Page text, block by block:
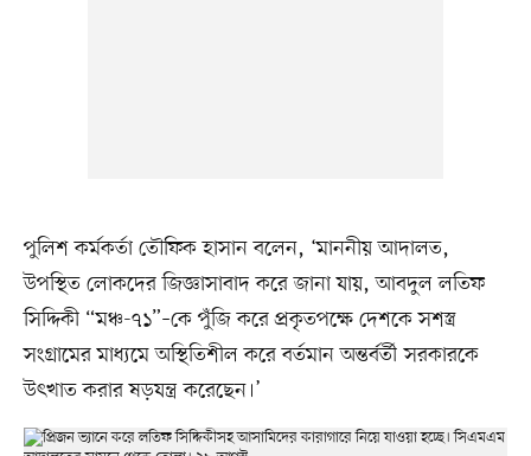
পুলিশ কর্মকর্তা তৌফিক হাসান বলেন, ‘মাননীয় আদালত,
উপস্থিত লোকদের জিজ্ঞাসাবাদ করে জানা যায়, আবদুল লতিফ
সিদ্দিকী “মঞ্চ-৭১”–কে পুঁজি করে প্রকৃতপক্ষে দেশকে সশস্ত্র
সংগ্রামের মাধ্যমে অস্থিতিশীল করে বর্তমান অন্তর্বর্তী সরকারকে
উৎখাত করার ষড়যন্ত্র করেছেন।’